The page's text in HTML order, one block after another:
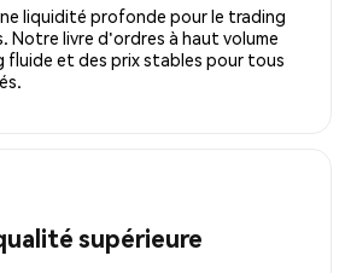
liquidité profonde pour le trading
Notre livre d'ordres à haut volume
fluide et des prix stables pour tous
supérieure